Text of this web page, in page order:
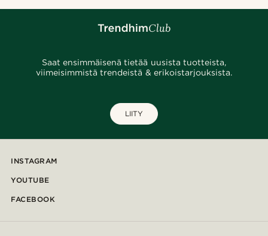
Saat ensimmäisenä tietää uusista tuotteista,
viimeisimmistä trendeistä & erikoistarjouksista.
LIITY
INSTAGRAM
YOUTUBE
FACEBOOK